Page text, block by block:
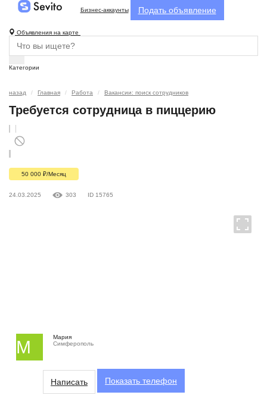
Бизнес-аккаунты Подать объявление
Объявления на карте
Категории
назад Главная Работа Вакансии: поиск сотрудников
Требуется сотрудница в пиццерию
50 000 ₽/Месяц
24.03.2025 303 ID 15765
М
Мария
Симферополь
Написать Показать телефон